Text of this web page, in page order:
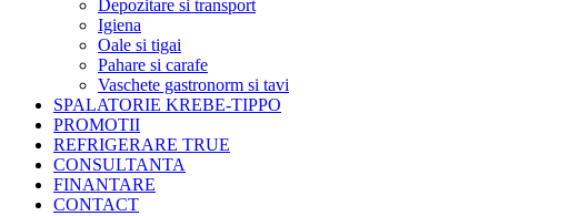
Depozitare si transport
Igiena
Oale si tigai
Pahare si carafe
Vaschete gastronorm si tavi
SPALATORIE KREBE-TIPPO
PROMOTII
REFRIGERARE TRUE
CONSULTANTA
FINANTARE
CONTACT